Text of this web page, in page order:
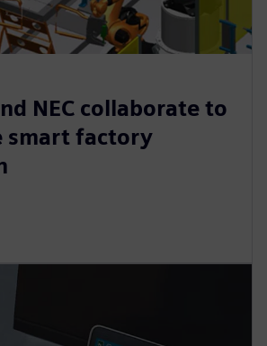
NEC collaborate to
smart factory